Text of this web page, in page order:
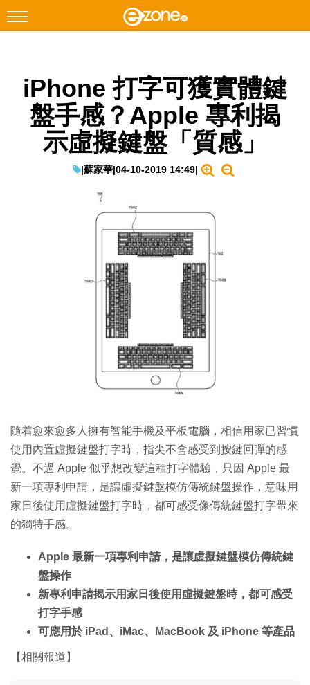
Facebook Instagram
科技焦點
網絡生活
生成式AI與雲端應用
Enterprise Digital Transformation
iPhone 打字可獲實體鍵
盤手感？Apple 專利揭
示虛擬鍵盤「質感」
|蘇家華|04-10-2019 14:49|
隨着愈來愈多人擁有智能手機及平板電腦，相信用家已習慣
使用內置虛擬鍵盤打字時，指尖不會感受到按鍵回彈的感
覺。不過 Apple 似乎想改變這種打字體驗，只因 Apple 最
新一項專利申請，是讓虛擬鍵盤模仿傳統鍵盤操作，意味用
家日後使用虛擬鍵盤打字時，都可感受像傳統鍵盤打字帶來
的獨特手感。
Apple 最新一項專利申請，是讓虛擬鍵盤模仿傳統鍵
盤操作
新專利申請揭示用家日後使用虛擬鍵盤時，都可感受
打字手感
可應用於 iPad、iMac、MacBook 及 iPhone 等產品
【相關報道】